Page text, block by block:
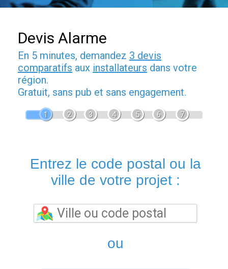
Devis Alarme
En 5 minutes, demandez 3 devis
comparatifs aux installateurs dans votre
région.
Gratuit, sans pub et sans engagement.
1 2 3 4 5 6 7
Entrez le code postal ou la
ville de votre projet :
ou